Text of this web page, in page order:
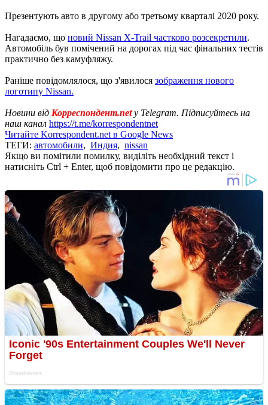
Презентують авто в другому або третьому кварталі 2020 року.
Нагадаємо, що новий Nissan X-Trail частково розсекретили.
Автомобіль був помічений на дорогах під час фінальних тестів
практично без камуфляжу.
Раніше повідомлялося, що з'явилося зображення нового
логотипу Nissan.
Новини від Корреспондент.net у Telegram. Підписуйтесь на
наш канал https://t.me/korrespondentnet
Читайте Korrespondent.net в Google News
ТЕГИ: автомобили, Индия, nissan
Якщо ви помітили помилку, виділіть необхідний текст і
натисніть Ctrl + Enter, щоб повідомити про це редакцію.